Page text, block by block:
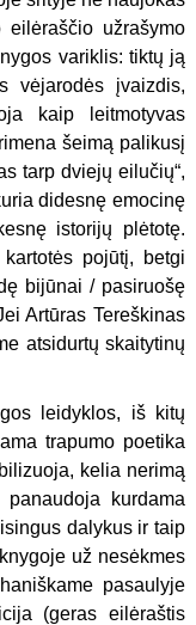
užrašymo
variklis: tiktų ją
vėjarodės įvaizdis,
kaip leitmotyvas
šeimą palikusį
tarp dviejų eilučių“,
didesnę emocinę
istorijų plėtotę.
pojūtį, betgi
bijūnai / pasiruošę
Artūras Tereškinas
atsidurtų skaitytinų
leidyklos, iš kitų
trapumo poetika
kelia nerimą
kurdama
dalykus ir taip
už nesėkmes
pasaulyje
(geras eilėraštis